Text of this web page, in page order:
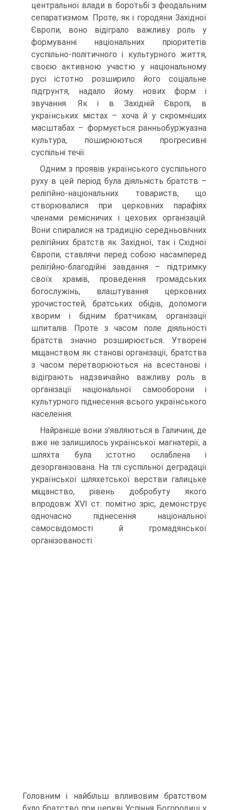
центральної влади в боротьбі з феодальним
сепаратизмом. Проте, як і городяни Західної
Європи, воно відіграло важливу роль у
формуванні національних пріоритетів
суспільно-політичного і культурного життя,
своєю активною участю у національному
русі істотно розширило його соціальне
підгрунтя, надало йому нових форм і
звучання. Як і в Західній Європі, в
українських містах – хоча й у скромніших
масштабах – формується ранньобуржуазна
культура, поширюються прогресивні
суспільні течії.
Одним з проявів українського суспільного
руху в цей період була діяльність братств –
релігійно-національних товариств, що
створювалися при церковних парафіях
членами ремісничих і цехових організацій.
Вони спиралися на традицію середньовічних
релігійних братств як Західної, так і Східної
Європи, ставлячи перед собою насамперед
релігійно-благодійні завдання – підтримку
своїх храмів, проведення громадських
богослужінь, влаштування церковних
урочистостей, братських обідів, допомоги
хворим і бідним братчикам, організації
шпиталів. Проте з часом поле діяльності
братств значно розширюється. Утворені
міщанством як станові організації, братства
з часом перетворюються на всестанові і
відіграють надзвичайно важливу роль в
організації національної самооборони і
культурного піднесення всього українського
населення.
Найраніше вони з’являються в Галичині, де
вже не залишилось української магнатерії, а
шляхта була істотно ослаблена і
дезорганізована. На тлі суспільної деградації
української шляхетської верстви галицьке
міщанство, рівень добробуту якого
впродовж XVI ст. помітно зріс, демонструє
одночасно піднесення національної
самосвідомості й громадянської
організованості.
Головним і найбільш впливовим братством